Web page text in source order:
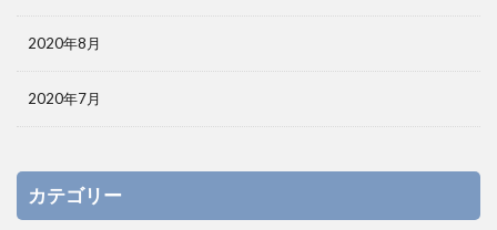
2020年8月
2020年7月
カテゴリー